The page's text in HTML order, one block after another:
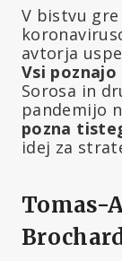
V bistvu gre
avtorja
Vsi poznajo
Sorosa in
pandemijo
pozna
idej za
Tomas-